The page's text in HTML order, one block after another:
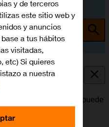
Wi-Fi
de Wi-Fi en el móvil, puede
problema.
y de terceros
este sitio web y
y anuncios
a tus hábitos
visitadas,
etc) Si quieres
a nuestra